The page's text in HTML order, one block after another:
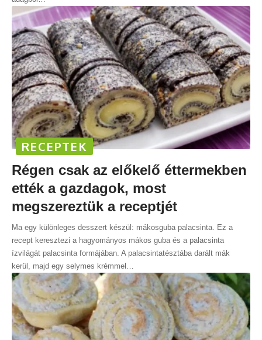
RECEPTEK
Régen csak az előkelő éttermekben
ették a gazdagok, most
megszereztük a receptjét
Ma egy különleges desszert készül: mákosguba palacsinta. Ez a
recept keresztezi a hagyományos mákos guba és a palacsinta
ízvilágát palacsinta formájában. A palacsintatésztába darált mák
kerül, majd egy selymes krémmel …